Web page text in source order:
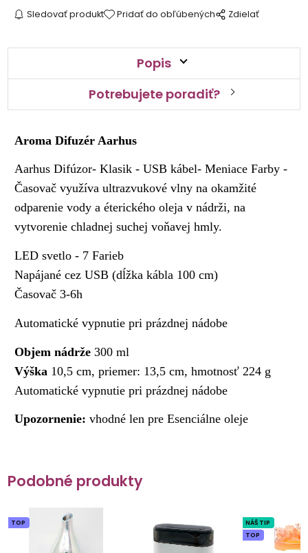
Sledovať produkt Pridať do obľúbených Zdielať
Popis
Potrebujete poradiť?
Aroma Difuzér Aarhus
Aarhus Difúzor- Klasik - USB kábel- Meniace Farby -
Časovač využíva ultrazvukové vlny na okamžité
odparenie vody a éterického oleja v nádrži, na
vytvorenie chladnej suchej voňavej hmly.
LED svetlo - 7 Farieb
Napájané cez USB (dĺžka kábla 100 cm)
Časovač 3-6h
Automatické vypnutie pri prázdnej nádobe
Objem nádrže 300 ml
Výška 10,5 cm, priemer: 13,5 cm, hmotnosť 224 g
Automatické vypnutie pri prázdnej nádobe
Upozornenie: vhodné len pre Esenciálne oleje
Podobné produkty
TOP
NÁŠ TIP
TOP